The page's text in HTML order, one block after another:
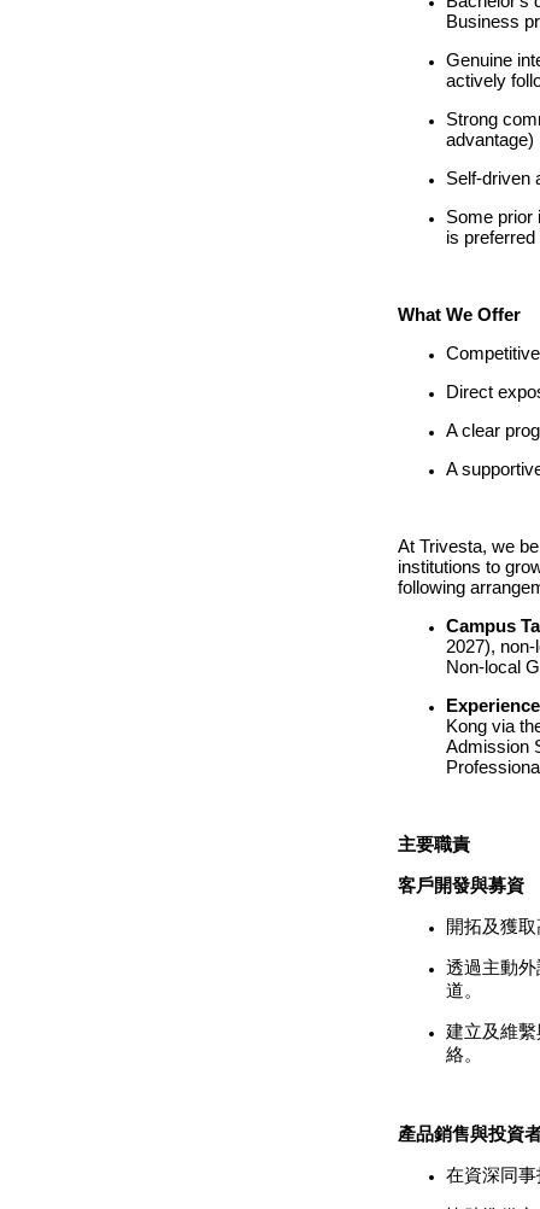
Business
Genuine
actively
Strong
advantage)
Self-driven
Some prior
is
What We Offer
Direct
A clear
A
At Trivesta, we
institutions to
following
Campus
2027),
Non-local
Kong via
Admission
主要職責
客戶開發與募資
開拓及獲
透過主動
道。
建立及維
絡。
產品銷售與投資
在資深同